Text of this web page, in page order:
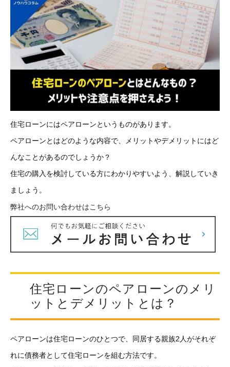
住宅ローンにはペアローンというものがあります。
ペアローンとはどのような内容で、メリットやデメリットにはど
んなことがあるのでしょうか？
住宅の購入を検討している方にわかりやすいよう、解説していき
ましょう。
弊社へのお問い合わせはこちら
住宅ローンのペアローンのメリ
ットとデメリットとは？
ペアローンは住宅ローンのひとつで、同居する親族2人がそれぞ
れに債務者として住宅ローンを組む方法です。